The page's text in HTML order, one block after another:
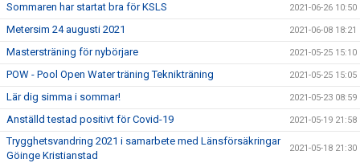
Sommaren har startat bra för KSLS 2021-06-26 10:50
Metersim 24 augusti 2021 2021-06-08 18:21
Mastersträning för nybörjare 2021-05-25 15:10
POW - Pool Open Water träning Teknikträning 2021-05-25 15:05
Lär dig simma i sommar! 2021-05-23 08:59
Anställd testad positivt för Covid-19 2021-05-19 21:58
Trygghetsvandring 2021 i samarbete med Länsförsäkringar
Göinge Kristianstad
2021-05-18 21:30